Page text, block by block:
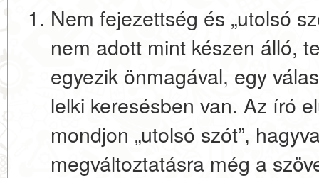
Nem fejezettség és „utolsó
nem adott mint készen álló,
egyezik önmagával, egy
lelki keresésben van. Az író
mondjon „utolsó szót”,
megváltoztatásra még a